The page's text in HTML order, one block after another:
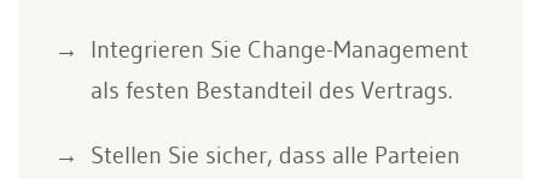
Integrieren Sie Change-Management
als festen Bestandteil des Vertrags.
Stellen Sie sicher, dass alle Parteien